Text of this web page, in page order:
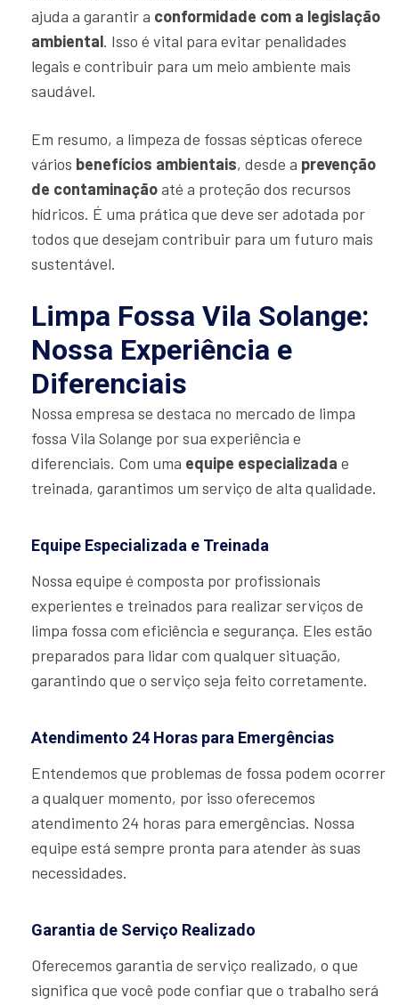
ajuda a garantir a conformidade com a legislação
ambiental. Isso é vital para evitar penalidades
legais e contribuir para um meio ambiente mais
saudável.
Em resumo, a limpeza de fossas sépticas oferece
vários benefícios ambientais, desde a prevenção
de contaminaçãoaté a proteção dos recursos
hídricos. É uma prática que deve ser adotada por
todos que desejam contribuir para um futuro mais
sustentável.
Limpa Fossa Vila Solange:
Nossa Experiência e
Diferenciais
Nossa empresa se destaca no mercado de limpa
fossa Vila Solange por sua experiência e
diferenciais. Com uma equipe especializada e
treinada, garantimos um serviço de alta qualidade.
Equipe Especializada e Treinada
Nossa equipe é composta por profissionais
experientes e treinados para realizar serviços de
limpa fossa com eficiência e segurança. Eles estão
preparados para lidar com qualquer situação,
garantindo que o serviço seja feito corretamente.
Atendimento 24 Horas para Emergências
Entendemos que problemas de fossa podem ocorrer
a qualquer momento, por isso oferecemos
atendimento 24 horas para emergências. Nossa
equipe está sempre pronta para atender às suas
necessidades.
Garantia de Serviço Realizado
Oferecemos garantia de serviço realizado, o que
significa que você pode confiar que o trabalho será